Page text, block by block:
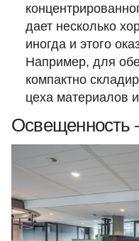
дает несколько
иногда и этого
Например, для
компактно
цеха материалов
Освещенность